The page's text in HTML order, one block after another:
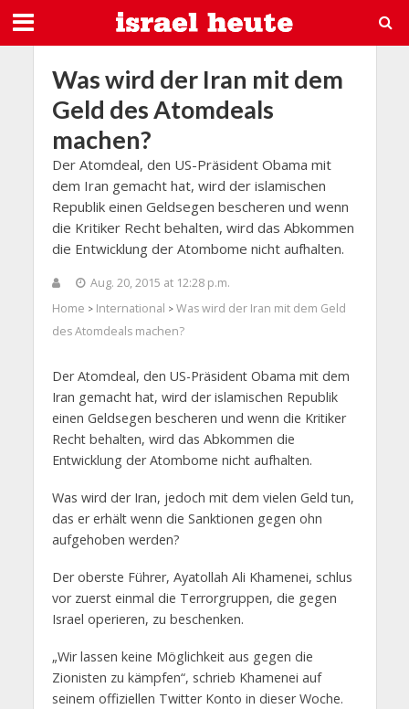
Was wird der Iran mit dem
Geld des Atomdeals
machen?
Der Atomdeal, den US-Präsident Obama mit
dem Iran gemacht hat, wird der islamischen
Republik einen Geldsegen bescheren und wenn
die Kritiker Recht behalten, wird das Abkommen
die Entwicklung der Atombome nicht aufhalten.
Aug. 20, 2015 at 12:28 p.m.
Home > International > Was wird der Iran mit dem Geld
des Atomdeals machen?
Der Atomdeal, den US-Präsident Obama mit dem
Iran gemacht hat, wird der islamischen Republik
einen Geldsegen bescheren und wenn die Kritiker
Recht behalten, wird das Abkommen die
Entwicklung der Atombome nicht aufhalten.
Was wird der Iran, jedoch mit dem vielen Geld tun,
das er erhält wenn die Sanktionen gegen ohn
aufgehoben werden?
Der oberste Führer, Ayatollah Ali Khamenei, schlus
vor zuerst einmal die Terrorgruppen, die gegen
Israel operieren, zu beschenken.
„Wir lassen keine Möglichkeit aus gegen die
Zionisten zu kämpfen“, schrieb Khamenei auf
seinem offiziellen Twitter Konto in dieser Woche.